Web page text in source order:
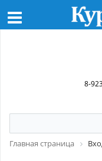
8-
Главная страница